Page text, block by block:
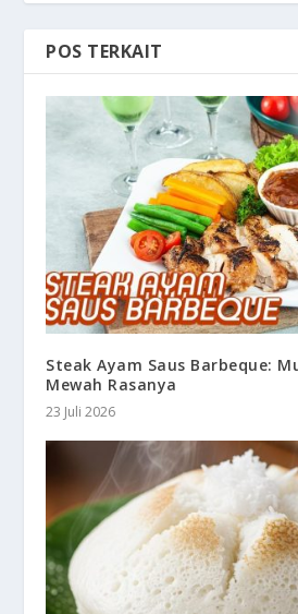
POS TERKAIT
Steak Ayam Saus Barbeque:
Mewah Rasanya
23 Juli 2026